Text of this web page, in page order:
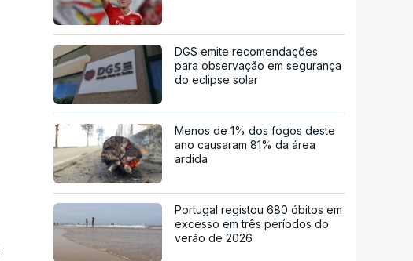
DGS emite recomendações
para observação em segurança
do eclipse solar
Menos de 1% dos fogos deste
ano causaram 81% da área
ardida
Portugal registou 680 óbitos em
excesso em três períodos do
verão de 2026